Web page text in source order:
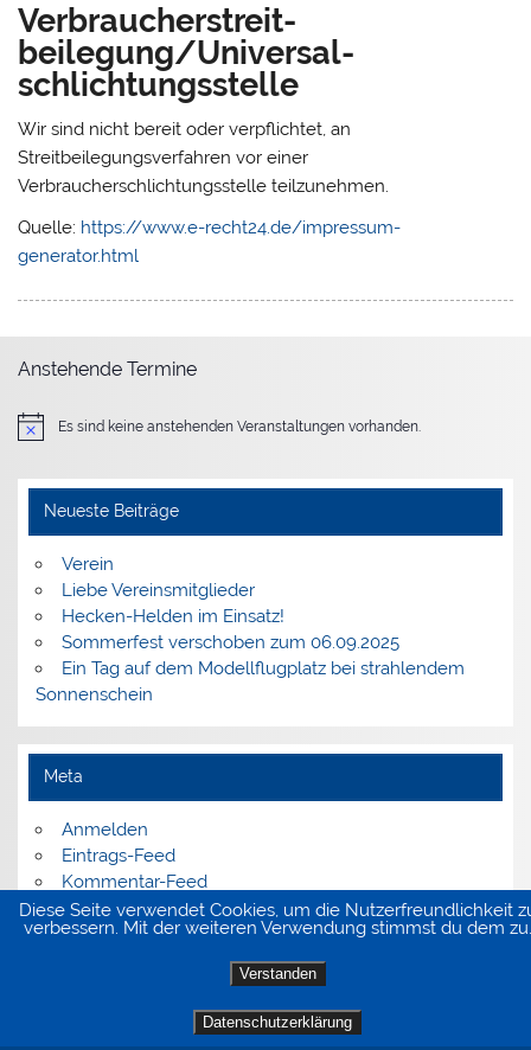
Verbraucher­streit­
beilegung/Universal­
schlichtungs­stelle
Wir sind nicht bereit oder verpflichtet, an
Streitbeilegungsverfahren vor einer
Verbraucherschlichtungsstelle teilzunehmen.
Quelle: https://www.e-recht24.de/impressum-
generator.html
Anstehende Termine
HinweisEs sind keine anstehenden Veranstaltungen vorhanden.
Neueste Beiträge
Verein
Liebe Vereinsmitglieder
Hecken-Helden im Einsatz!
Sommerfest verschoben zum 06.09.2025
Ein Tag auf dem Modellflugplatz bei strahlendem
Sonnenschein
Meta
Anmelden
Eintrags-Feed
Kommentar-Feed
WordPress.org
WordPress-Theme: Smartline von ThemeZee.
Diese Seite verwendet Cookies, um die Nutzerfreundlichkeit
verbessern. Mit der weiteren Verwendung stimmst du dem zu.
Verstanden
Datenschutzerklärung